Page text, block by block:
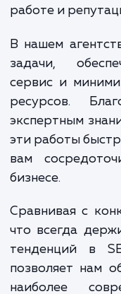
для
конечном
кеширования.
Кроме того,
передовых и
означает,
DDoS-атак и
В нашем
задачи,